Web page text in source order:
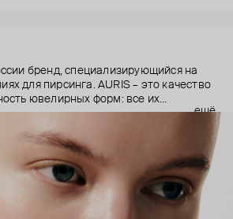
бренд, специализирующийся на
для пирсинга. AURIS – это качество
ювелирных форм: все их
В процессе создания участвуют
пирсеры (они отвечают за
пирсинга), так и ювелирные
им дизайн соответствует трендам, а
между собой).
тех, кто открыто выражает себя, но
и по-взрослому.
ещё